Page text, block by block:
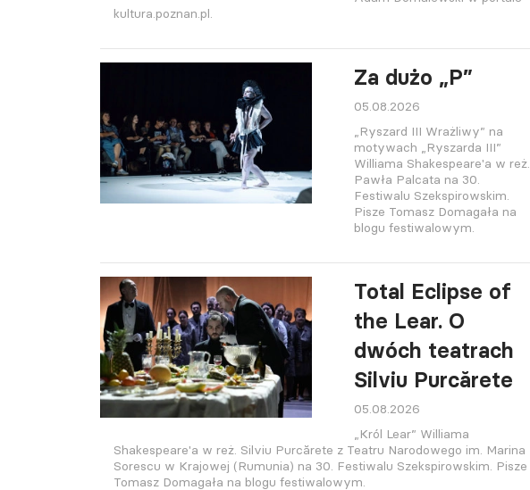
kultura.poznan.pl.
Za dużo „P”
05.08.2026
„Ryszard III Wrażliwy” na
motywach „Ryszarda III”
Williama Shakespeare'a w reż.
Pawła Palcata na 30.
Festiwalu Szekspirowskim.
Pisze Tomasz Domagała na
blogu festiwalowym.
Total Eclipse of
the Lear. O
dwóch teatrach
Silviu Purcărete
05.08.2026
„Król Lear” Williama
Shakespeare'a w reż. Silviu Purcărete z Teatru Narodowego im. Marina
Sorescu w Krajowej (Rumunia) na 30. Festiwalu Szekspirowskim. Pisze
Tomasz Domagała na blogu festiwalowym.